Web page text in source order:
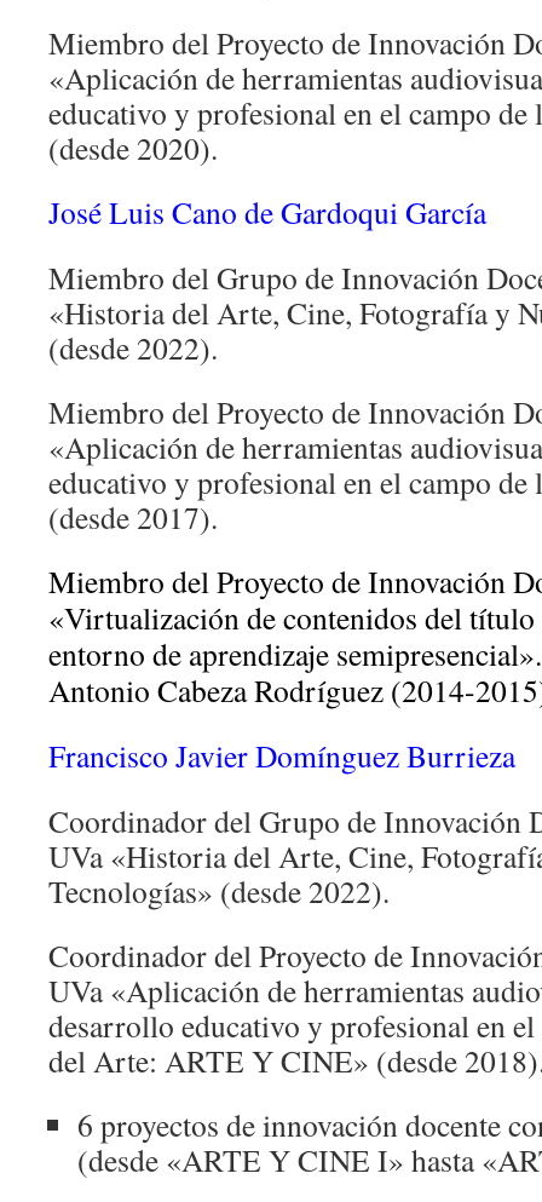
Miembro del Proyecto de Innovación
«Aplicación de herramientas
educativo y profesional en el campo
(desde 2020).
José Luis Cano de Gardoqui García
Miembro del Grupo de Innovación
«Historia del Arte, Cine, Fotografía y
(desde 2022).
Miembro del Proyecto de Innovación
«Aplicación de herramientas
educativo y profesional en el campo
(desde 2017).
Miembro del Proyecto de Innovación
«Virtualización de contenidos del
entorno de aprendizaje
Antonio Cabeza Rodríguez (2014-
Francisco Javier Domínguez Burrieza
Coordinador del Grupo de Innovación
UVa «Historia del Arte, Cine,
Tecnologías» (desde 2022).
Coordinador del Proyecto de
UVa «Aplicación de herramientas
desarrollo educativo y profesional en
del Arte: ARTE Y CINE» (desde
6 proyectos de innovación docente
(desde «ARTE Y CINE I» hasta